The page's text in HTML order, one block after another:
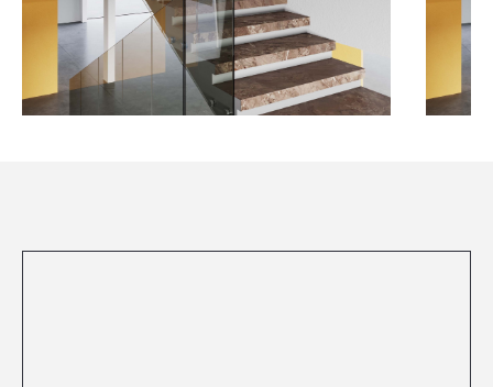
Посмотреть все проекты